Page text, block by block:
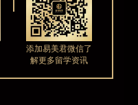
添加易美君微信了
解更多留学资讯